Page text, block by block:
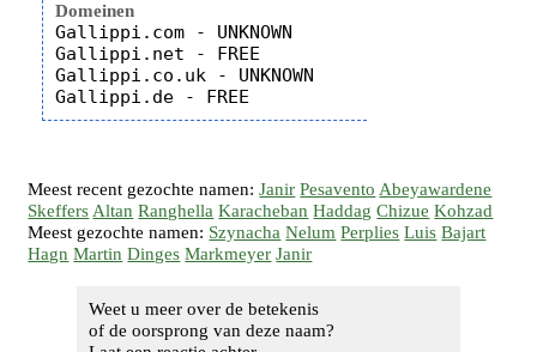
Domeinen
Gallippi.com - UNKNOWN
Gallippi.net - FREE
Gallippi.co.uk - UNKNOWN
Meest recent gezochte namen:Janir Pesavento Abeyawardene
Skeffers Altan Ranghella Karacheban Haddag Chizue Kohzad
Meest gezochte namen: Szynacha Nelum Perplies Luis Bajart
Hagn Martin Dinges Markmeyer Janir
Weet u meer over de betekenis
of de oorsprong van deze naam?